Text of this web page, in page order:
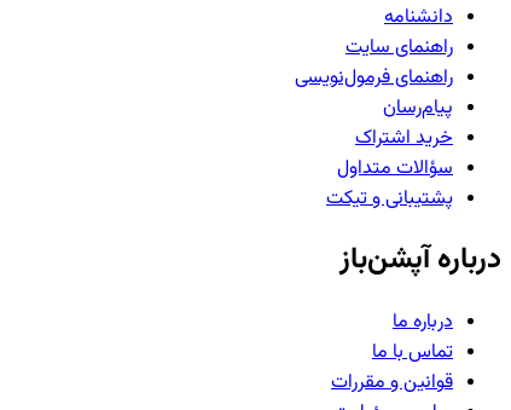
دانشنامه
راهنمای سایت
راهنمای فرمول‌نویسی
پیام‌رسان
خرید اشتراک
سؤالات متداول
پشتیبانی و تیکت
درباره آپشن‌باز
درباره ما
تماس با ما
قوانین و مقررات